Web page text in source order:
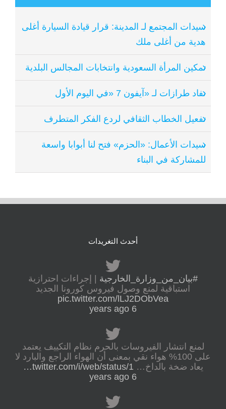
سيدات المجتمع لـ المدينة: قرار قيادة السيارة أغلى
هدية من أغلى ملك
تمكين المرأة السعودية وانتخابات المجالس البلدية
نفاد طرازات لـ «آيفون 7 «في اليوم الأول
تفعيل الخطاب الثقافي لردع الفكر المتطرف
سيدات الأعمال: «الحزم» فتح لنا أبوابا واسعة
للمشاركة في البناء
أحدث التغريدات
#بيان_من_وزارة_الخارجية | إجراءات احترازية
استباقية لمنع وصول فيروس كورونا الجديد
pic.twitter.com/lLJ2DObVea
6 years ago
لمنع انتشار الفيروسات بالحرم نظام التكييف يعتمد
على 100% هواء نقي بمعنى أن الهواء الراجع والبارد لا
يعاد ضخة بالداخ… twitter.com/i/web/status/1…
6 years ago